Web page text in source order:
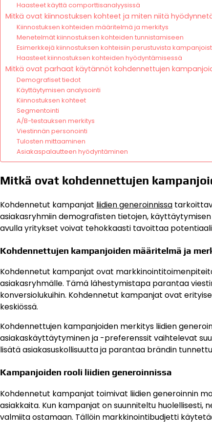
Haasteet käyttä comporttisanalyysissä
Mitkä ovat kiinnostuksen kohteet ja miten niitä
Kiinnostuksen kohteiden määritelmä ja merkitys
Menetelmät kiinnostuksen kohteiden tunnistamiseen
Esimerkkejä kiinnostuksen kohteisiin perustuvista
Haasteet kiinnostuksen kohteiden hyödyntämisessä
Mitkä ovat parhaat käytännöt kohdennettujen
Demografiset tiedot
Käyttäytymisen analysointi
Kiinnostuksen kohteet
Segmentointi
A/B-testauksen merkitys
Viestinnän personointi
Tulosten mittaaminen
Asiakaspalautteen hyödyntäminen
Mitkä ovat kohdennettujen
Kohdennetut kampanjat liidien generoinnissa
asiakasryhmiin demografisten tietojen,
avulla yritykset voivat tehokkaasti tavoittaa
Kohdennettujen kampanjoiden määritelmä ja
Kohdennetut kampanjat ovat
asiakasryhmälle. Tämä lähestymistapa parantaa
konversiolukuihin. Kohdennetut kampanjat ovat
keskiössä.
Kohdennettujen kampanjoiden merkitys liidien
asiakaskäyttäytyminen ja -preferenssit vaihtelevat
lisätä asiakasuskollisuutta ja parantaa brändin
Kampanjoiden rooli liidien generoinnissa
Kohdennetut kampanjat toimivat liidien generoinnin
asiakkaita. Kun kampanjat on suunniteltu
valmiita ostamaan. Tällöin markkinointibudjetti